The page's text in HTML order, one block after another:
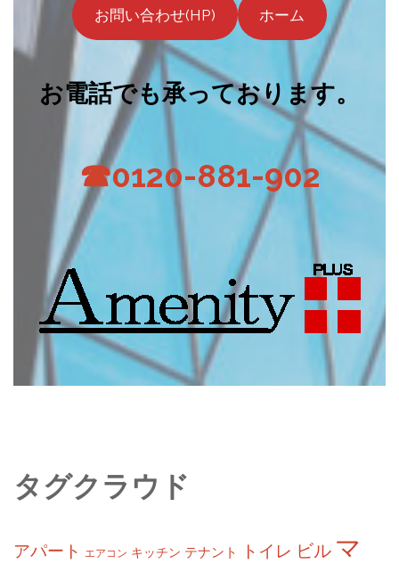
お問い合わせ(HP) ホーム
お電話でも承っております。
☎0120-881-902
タグクラウド
アパート エアコン キッチン テナント トイレ ビル マ